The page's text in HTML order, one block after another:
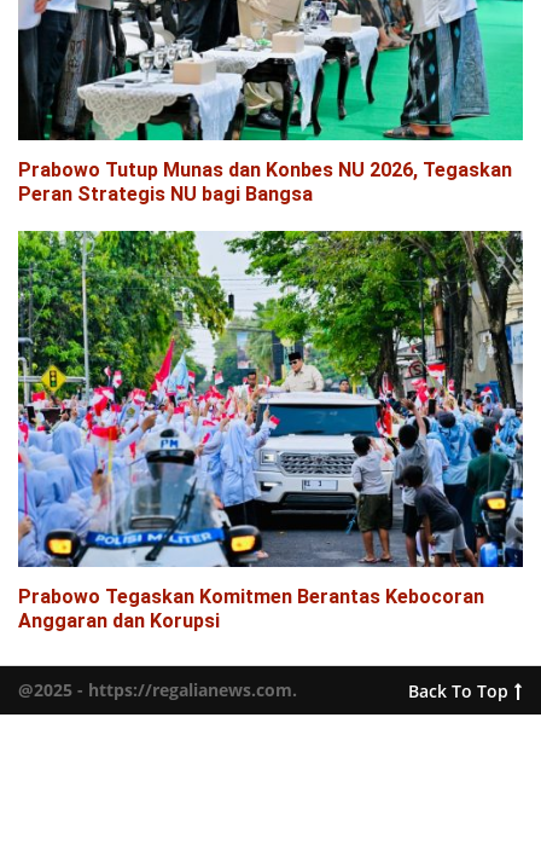
Prabowo Tutup Munas dan Konbes NU 2026, Tegaskan
Peran Strategis NU bagi Bangsa
Prabowo Tegaskan Komitmen Berantas Kebocoran
Anggaran dan Korupsi
@2025 - https://regalianews.com. Back To Top